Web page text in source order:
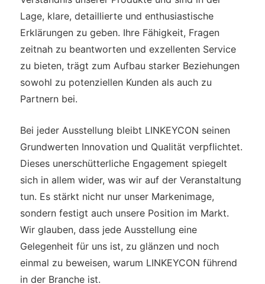
Lage, klare, detaillierte und enthusiastische
Erklärungen zu geben. Ihre Fähigkeit, Fragen
zeitnah zu beantworten und exzellenten Service
zu bieten, trägt zum Aufbau starker Beziehungen
sowohl zu potenziellen Kunden als auch zu
Partnern bei.
Bei jeder Ausstellung bleibt LINKEYCON seinen
Grundwerten Innovation und Qualität verpflichtet.
Dieses unerschütterliche Engagement spiegelt
sich in allem wider, was wir auf der Veranstaltung
tun. Es stärkt nicht nur unser Markenimage,
sondern festigt auch unsere Position im Markt.
Wir glauben, dass jede Ausstellung eine
Gelegenheit für uns ist, zu glänzen und noch
einmal zu beweisen, warum LINKEYCON führend
in der Branche ist.